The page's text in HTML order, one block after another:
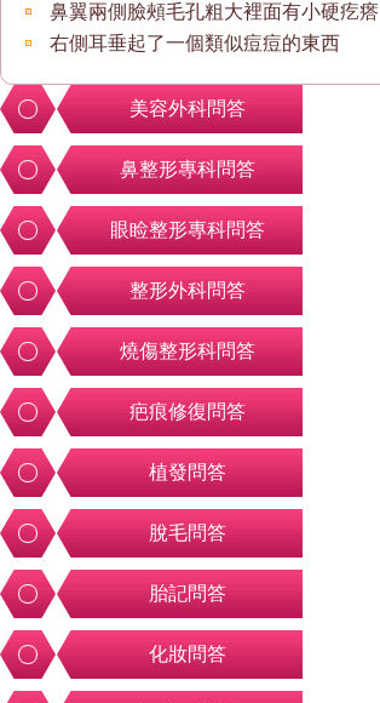
鼻翼兩側臉頰毛孔粗大裡面有小硬疙瘩
右側耳垂起了一個類似痘痘的東西
美容外科問答
鼻整形專科問答
眼睑整形專科問答
整形外科問答
燒傷整形科問答
疤痕修復問答
植發問答
脫毛問答
胎記問答
化妝問答